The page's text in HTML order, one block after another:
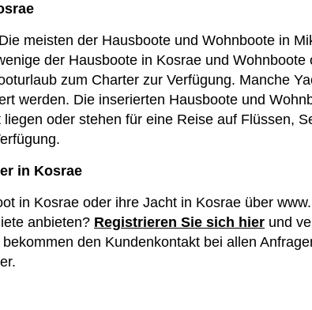
meisten der Hausboote und Wohnboote in
der Hausboote in Kosrae und Wohnboote
zum Charter zur Verfügung. Manche
werden. Die inserierten Hausboote und
oder stehen für eine Reise auf Flüssen,
in Kosrae
in Kosrae oder ihre Jacht in Kosrae über
anbieten? Registrieren Sie sich hier und
den Kundenkontakt bei allen